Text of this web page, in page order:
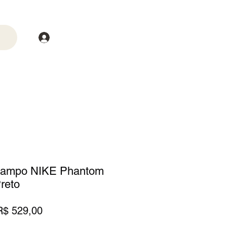
NIKE Phantom
529,00Preço